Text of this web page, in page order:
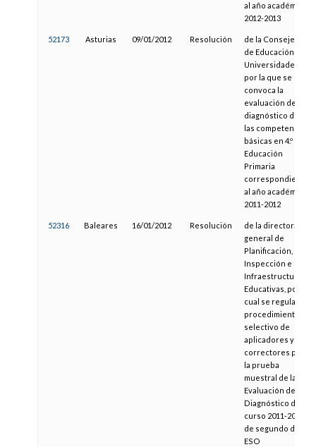
al año académico
2012-2013
52173 Asturias 09/01/2012 Resolución
de la Consejería
de Educación y
Universidades,
por la que se
convoca la
evaluación de
diagnóstico de
las competencias
básicas en 4.º de
Educación
Primaria
correspondiente
al año académico
2011-2012
52316 Baleares 16/01/2012 Resolución
de la directora
general de
Planificación,
Inspección e
Infraestructuras
Educativas, por la
cual se regula el
procedimiento
selectivo de
aplicadores y
correctores para
la prueba
muestral de la
Evaluación de
Diagnóstico del
curso 2011-2012
de segundo de
ESO